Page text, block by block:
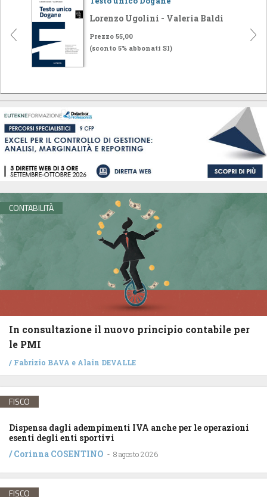
Lorenzo Ugolini - Valeria Baldi
Prezzo 55,00
(sconto 5% abbonati SI)
CONTABILITÀ
In consultazione il nuovo principio contabile per
le PMI
/ Fabrizio BAVA e Alain DEVALLE
FISCO
Dispensa dagli adempimenti IVA anche per le operazioni
esenti degli enti sportivi
/Corinna COSENTINO - 8 agosto 2026
FISCO